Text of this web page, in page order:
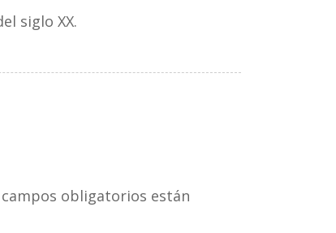
siglo XX.
campos obligatorios están